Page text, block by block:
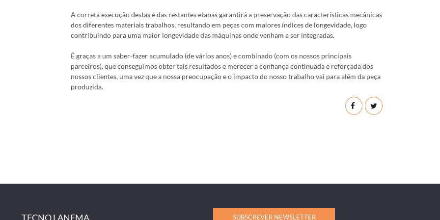
A correta execução destas e das restantes etapas garantirá a preservação das características mecânicas
dos diferentes materiais trabalhos, resultando em peças com maiores índices de longevidade, logo
contribuindo para uma maior longevidade das máquinas onde venham a ser integradas.
É graças a um saber-fazer acumulado (de vários anos) e combinado (com os nossos principais
parceiros), que conseguimos obter tais resultados e merecer a confiança continuada e reforçada dos
nossos clientes, uma vez que a nossa preocupação e o impacto do nosso trabalho vai para além da peça
produzida.
TECNO LANEMA SUBSCREVER NEWSLETTER